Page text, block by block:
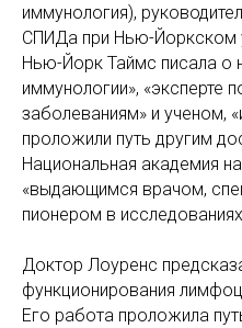
иммунология),
СПИДа при Нью-Йоркском
Нью-Йорк Таймс писала о
иммунологии», «эксперте
заболеваниям» и ученом,
проложили путь другим
Национальная академия
«выдающимся врачом,
пионером в
Доктор Лоуренс
функционирования
Его работа проложила